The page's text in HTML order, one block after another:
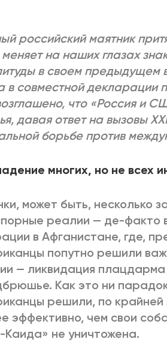
ВСЕ КНИГИ
российский маятник
меняет на наших глазах
в своем предыдущем
в совместной декларации
что «Россия и
давая ответ на вызовы
борьбе против
многих, но не всех
может быть, несколько
реалии — де-факто
в Афганистане, где,
попутно решили
— ликвидация
Как это ни
решили, по
эффективно, чем свои
Каида» не уничтожена.